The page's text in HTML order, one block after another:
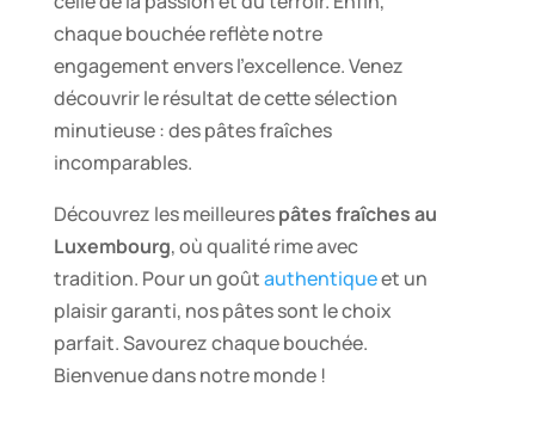
chaque bouchée reflète notre
engagement envers l’excellence. Venez
découvrir le résultat de cette sélection
minutieuse : des pâtes fraîches
incomparables.
Découvrez les meilleurespâtes fraîches au
Luxembourg, où qualité rime avec
tradition. Pour un goûtauthentiqueet un
plaisir garanti, nos pâtes sont le choix
parfait. Savourez chaque bouchée.
Bienvenue dans notre monde !